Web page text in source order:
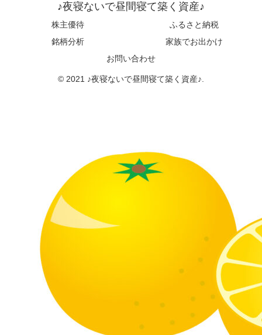
♪夜寝ないで昼間寝て築く資産♪
株主優待
ふるさと納税
銘柄分析
家族でお出かけ
お問い合わせ
© 2021 ♪夜寝ないで昼間寝て築く資産♪.